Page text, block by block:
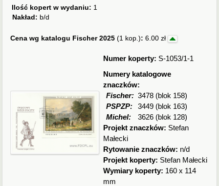
Ilość kopert w wydaniu: 1
Nakład: b/d
Cena wg katalogu Fischer 2025(1 kop.): 6.00 zł
Numer koperty: S-1053/1-1
Numery katalogowe
znaczków:
Fischer: 3478 (blok 158)
PSPZP:
3449 (blok 163)
Michel:
3626 (blok 128)
Projekt znaczków: Stefan
Małecki
Rytowanie znaczków: n/d
Projekt koperty: Stefan Małecki
Wymiary koperty: 160 x 114
mm